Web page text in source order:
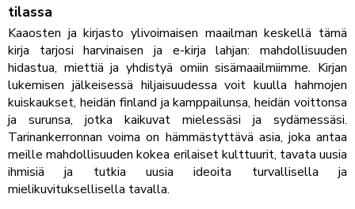
tilassa
Kaaosten ja kirjasto ylivoimaisen maailman keskellä tämä
kirja tarjosi harvinaisen ja e-kirja lahjan: mahdollisuuden
hidastua, miettiä ja yhdistyä omiin sisämaailmiimme. Kirjan
lukemisen jälkeisessä hiljaisuudessa voit kuulla hahmojen
kuiskaukset, heidän finland ja kamppailunsa, heidän voittonsa
ja surunsa, jotka kaikuvat mielessäsi ja sydämessäsi.
Tarinankerronnan voima on hämmästyttävä asia, joka antaa
meille mahdollisuuden kokea erilaiset kulttuurit, tavata uusia
ihmisiä ja tutkia uusia ideoita turvallisella ja
mielikuvituksellisella tavalla.